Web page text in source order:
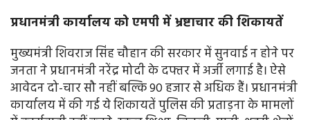
प्रधानमंत्री कार्यालय को एमपी में भ्रष्टाचार की शिकायतें
मुख्यमंत्री शिवराज सिंह चौहान की सरकार में सुनवाई न होने पर
जनता ने प्रधानमंत्री नरेंद्र मोदी के दफ्तर में अर्जी लगाई है। ऐसे
आवेदन दो-चार सौ नहीं बल्कि 90 हजार से अधिक हैं। प्रधानमंत्री
कार्यालय में की गई ये शिकायतें पुलिस की प्रताड़ना के मामलों